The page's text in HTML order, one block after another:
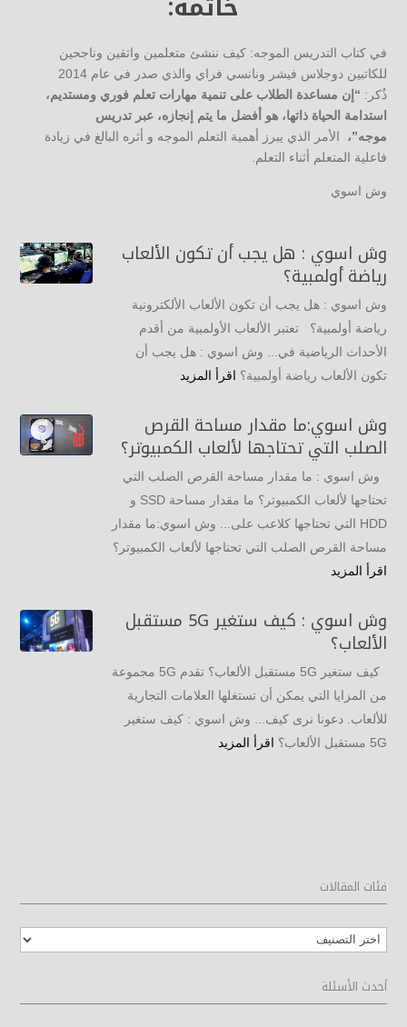
في كتاب التدريس الموجه: كيف ننشئ متعلمين واثقين وناجحين
ذُكر: “إن مساعدة الطلاب على تنمية مهارات تعلم فوري ومستديم،
استدامة الحياة ذاتها، هو أفضل ما يتم إنجازه، عبر تدريس
موجه”، الأمر الذي يبرز أهمية التعلم الموجه و أثره البالغ في زيادة
فاعلية المتعلم أثناء التعلم.
وش اسوي
وش اسوي : هل يجب أن تكون الألعاب
رياضة أولمبية؟
وش اسوي : هل يجب أن تكون الألعاب الألكترونية
رياضة أولمبية؟ تعتبر الألعاب الأولمبية من أقدم
الأحداث الرياضية في... وش اسوي : هل يجب أن
تكون الألعاب رياضة أولمبية؟ اقرأ المزيد
وش اسوي:ما مقدار مساحة القرص
الصلب التي تحتاجها لألعاب الكمبيوتر؟
وش اسوي : ما مقدار مساحة القرص الصلب التي
تحتاجها لألعاب الكمبيوتر؟ ما مقدار مساحة SSD و
HDD التي تحتاجها كلاعب على... وش اسوي:ما مقدار
مساحة القرص الصلب التي تحتاجها لألعاب الكمبيوتر؟
اقرأ المزيد
وش اسوي : كيف ستغير 5G مستقبل
الألعاب؟
كيف ستغير 5G مستقبل الألعاب؟ تقدم 5G مجموعة
من المزايا التي يمكن أن تستغلها العلامات التجارية
للألعاب. دعونا نرى كيف... وش اسوي : كيف ستغير
5G مستقبل الألعاب؟
اقرأ المزيد
فئات المقالات
فئات
المقالات
أحدث الأسئلة